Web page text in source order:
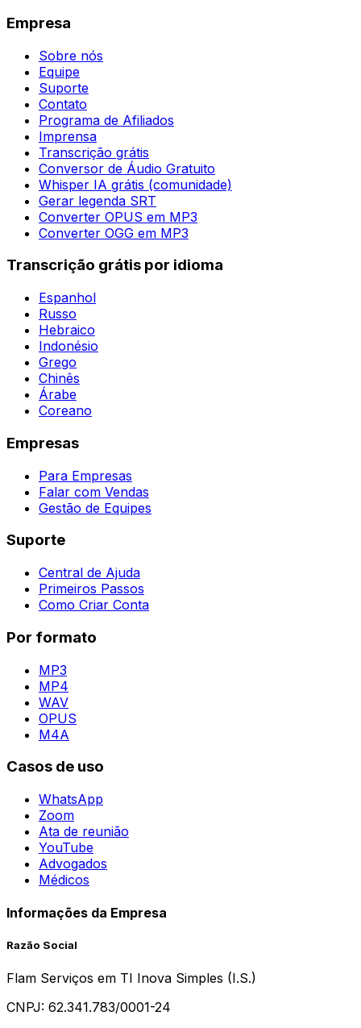
Empresa
Sobre nós
Equipe
Suporte
Contato
Programa de Afiliados
Imprensa
Transcrição grátis
Conversor de Áudio Gratuito
Whisper IA grátis (comunidade)
Gerar legenda SRT
Converter OPUS em MP3
Converter OGG em MP3
Transcrição grátis por idioma
Espanhol
Russo
Hebraico
Indonésio
Grego
Chinês
Árabe
Coreano
Empresas
Para Empresas
Falar com Vendas
Gestão de Equipes
Suporte
Central de Ajuda
Primeiros Passos
Como Criar Conta
Por formato
MP3
MP4
WAV
OPUS
M4A
Casos de uso
WhatsApp
Zoom
Ata de reunião
YouTube
Advogados
Médicos
Informações da Empresa
Razão Social
Flam Serviços em TI Inova Simples (I.S.)
CNPJ: 62.341.783/0001-24